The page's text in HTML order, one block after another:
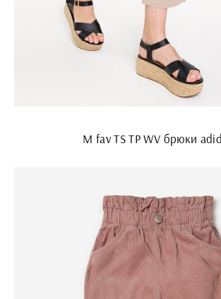
M fav TS TP WV брюки